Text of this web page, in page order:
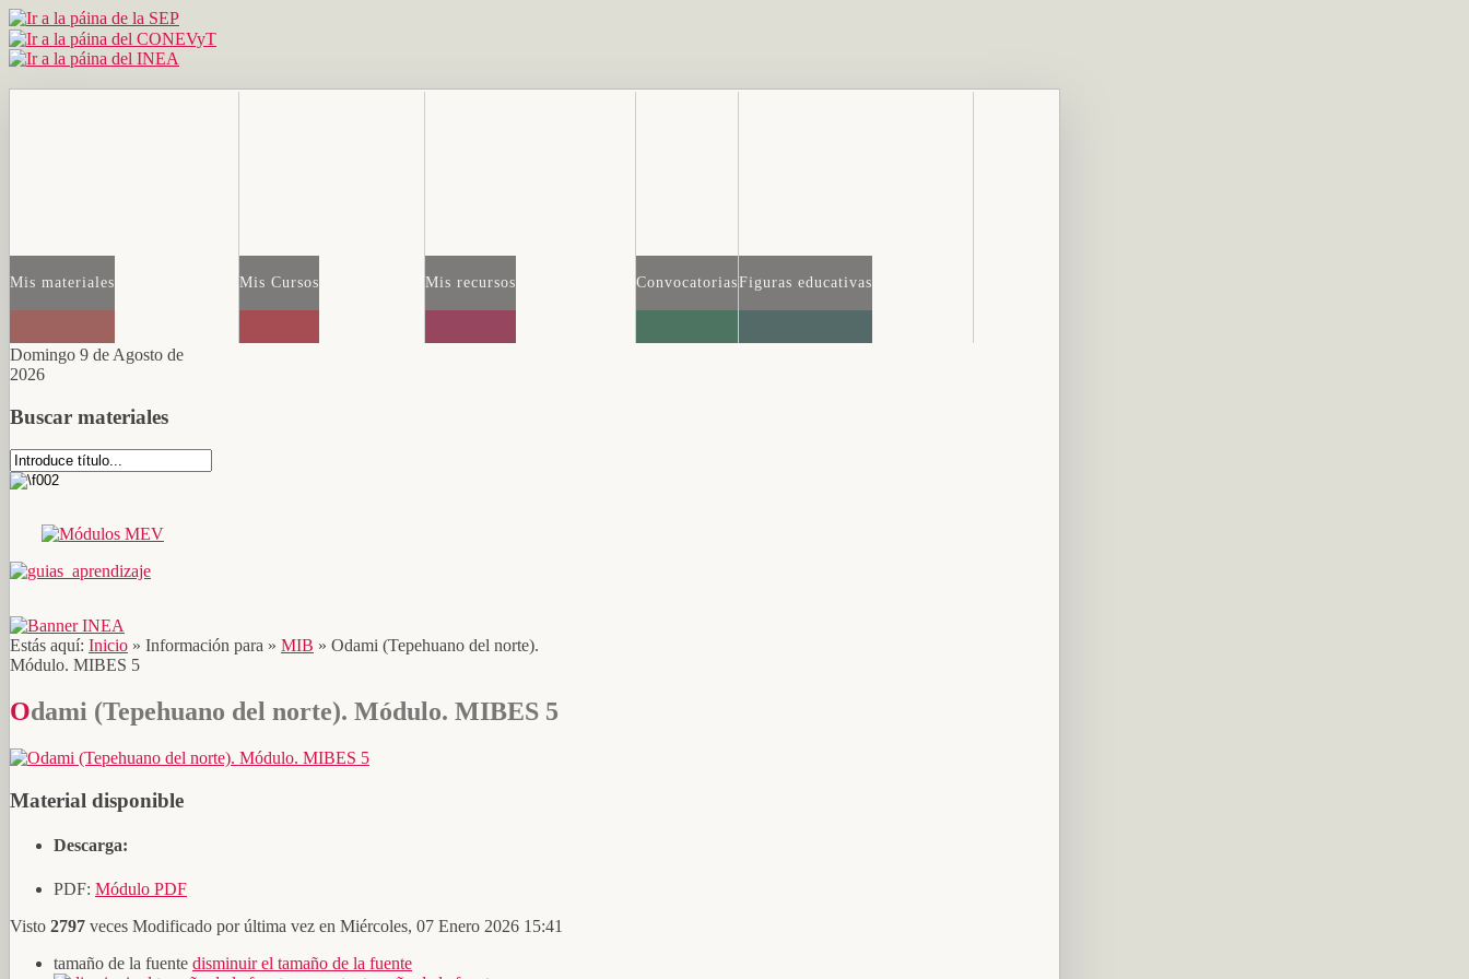
Mis materiales Mis Cursos Mis recursos ConvocatoriasFiguras educativas
Domingo 9 de Agosto de
2026
Buscar materiales
Estás aquí: Inicio » Información para » MIB » Odami (Tepehuano del norte).
Módulo. MIBES 5
Odami (Tepehuano del norte). Módulo. MIBES 5
Material disponible
Descarga:
PDF: Módulo PDF
Visto 2797 veces Modificado por última vez en Miércoles, 07 Enero 2026 15:41
tamaño de la fuente disminuir el tamaño de la fuente